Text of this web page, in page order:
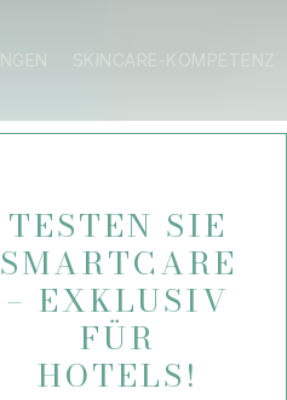
TESTEN SIE
SMARTCARE
– EXKLUSIV
FÜR
HOTELS!